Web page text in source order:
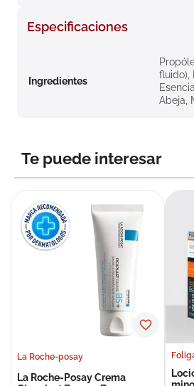
Especificaciones
Ingredientes
fluido),
Abeja,
Te puede interesar
La Roche-posay
La Roche-Posay Crema